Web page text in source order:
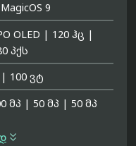
MagicOS 9
OLED | 120 ჰც |
პქს
| 100 ვტ
მპ | 50 მპ | 50 მპ
